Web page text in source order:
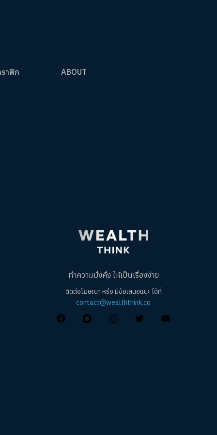
าฟิก ABOUT
ทำความมั่งคั่ง ให้เป็นเรื่องง่าย
ติดต่อโฆษณา หรือ มีข้อเสนอแนะ ได้ที่
contact@wealththink.co